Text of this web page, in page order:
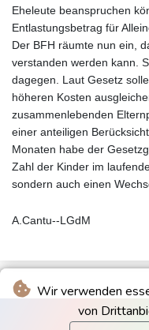
Wir verwenden
von
Eheleute beanspruchen
Entlastungsbetrag für
Der BFH räumte nun ein,
verstanden werden kann.
dagegen. Laut Gesetz
höheren Kosten
zusammenlebenden
einer anteiligen
Monaten habe der
Zahl der Kinder im
sondern auch einen
A.Cantu--LGdM